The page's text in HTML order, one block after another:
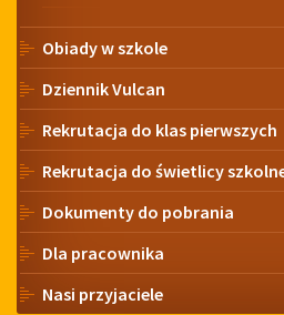
Obiady w szkole
Dziennik Vulcan
Rekrutacja do klas pierwszych
Rekrutacja do świetlicy
Dokumenty do pobrania
Dla pracownika
Nasi przyjaciele